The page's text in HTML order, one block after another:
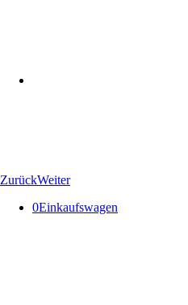
ZurückWeiter
0Einkaufswagen